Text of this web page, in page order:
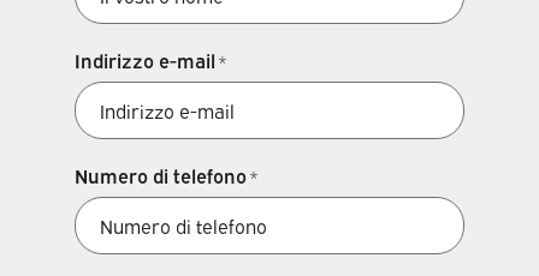
Indirizzo e-mail *
Numero di telefono*